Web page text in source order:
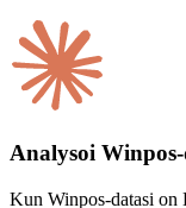
Analysoi
Kun Winpos-datasi on